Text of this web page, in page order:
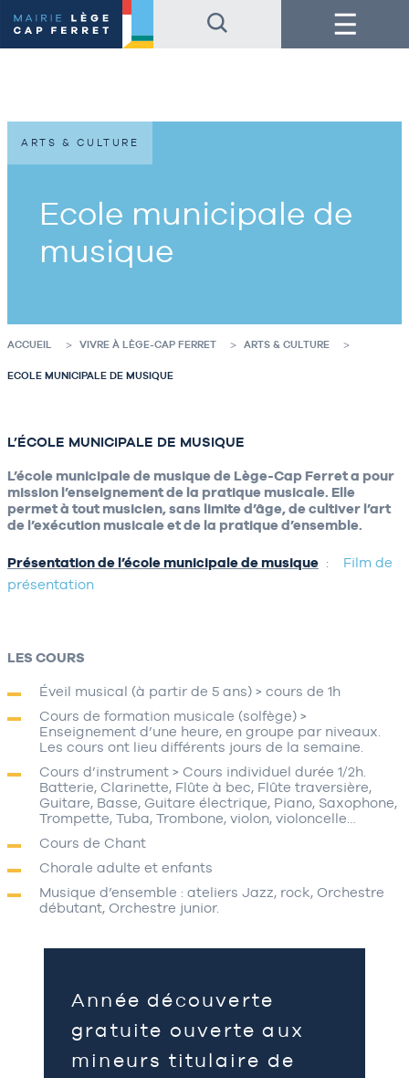
au
contenu
de
au
pied
de
Menu
Ecole municipale de
musique
ARTS & CULTURE
ACCUEIL VIVRE À LÈGE-CAP FERRET ARTS & CULTURE
ECOLE MUNICIPALE DE MUSIQUE
L’ÉCOLE MUNICIPALE DE MUSIQUE
L’école municipale de musique de Lège-Cap Ferret a pour
mission l’enseignement de la pratique musicale. Elle
permet à tout musicien, sans limite d’âge, de cultiver l’art
de l’exécution musicale et de la pratique d’ensemble.
Présentation de l’école municipale de musique : Film de
présentation
LES COURS
Éveil musical (à partir de 5 ans) > cours de 1h
Cours de formation musicale (solfège) >
Enseignement d’une heure, en groupe par niveaux.
Les cours ont lieu différents jours de la semaine.
Cours d’instrument > Cours individuel durée 1/2h.
Batterie, Clarinette, Flûte à bec, Flûte traversière,
Guitare, Basse, Guitare électrique, Piano, Saxophone,
Trompette, Tuba, Trombone, violon, violoncelle…
Cours de Chant
Chorale adulte et enfants
Musique d’ensemble : ateliers Jazz, rock, Orchestre
débutant, Orchestre junior.
Année découverte
gratuite ouverte aux
mineurs titulaire de